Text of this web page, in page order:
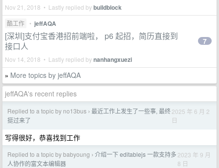
Nov 21, 2018 • Lastly replied bybuildblock
酷工作 • jeffAQA
[深圳]支付宝香港招前端啦， p6 起招，简历直接到
接口人
Nov 14, 2018 • Lastly replied bynanhangxuezi
7
» More topics by jeffAQA
jeffAQA's recent replies
Replied to a topic by no13bus › 最近工作上发生了一些事, 最终
挺过来了
2025 年 6 月 2
日
写得很好，恭喜找到工作
Replied to a topic by babyoung › 介绍一下 editablejs 一款支持多
人协作的富文本编辑器
2023 年 9 月
8 日